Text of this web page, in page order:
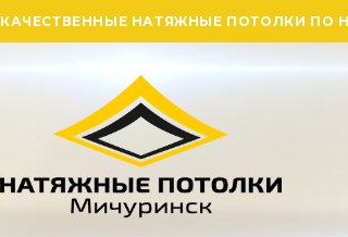
КАЧЕСТВЕННЫЕ НАТЯЖНЫЕ ПОТОЛКИ ПО